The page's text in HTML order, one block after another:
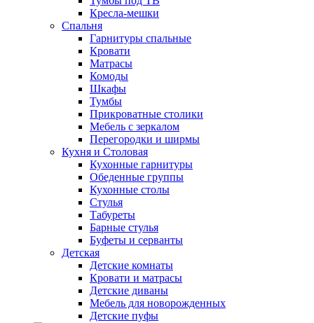
Кресла-мешки
Спальня
Гарнитуры спальные
Кровати
Матрасы
Комоды
Шкафы
Тумбы
Прикроватные столики
Мебель с зеркалом
Перегородки и ширмы
Кухня и Столовая
Кухонные гарнитуры
Обеденные группы
Кухонные столы
Стулья
Табуреты
Барные стулья
Буфеты и серванты
Детская
Детские комнаты
Кровати и матрасы
Детские диваны
Мебель для новорожденных
Детские пуфы